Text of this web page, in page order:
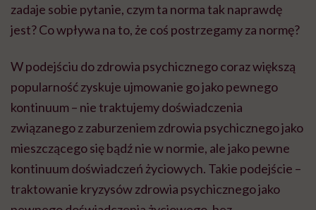
zadaje sobie pytanie, czym ta norma tak naprawdę
jest? Co wpływa na to, że coś postrzegamy za normę?
W podejściu do zdrowia psychicznego coraz większą
popularność zyskuje ujmowanie go jako pewnego
kontinuum – nie traktujemy doświadczenia
związanego z zaburzeniem zdrowia psychicznego jako
mieszczącego się bądź nie w normie, ale jako pewne
kontinuum doświadczeń życiowych. Takie podejście –
traktowanie kryzysów zdrowia psychicznego jako